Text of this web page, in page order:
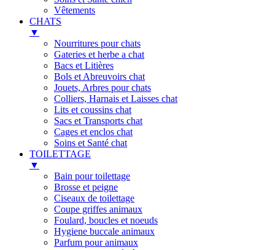
Vêtements
CHATS
▼
Nourritures pour chats
Gateries et herbe a chat
Bacs et Litières
Bols et Abreuvoirs chat
Jouets, Arbres pour chats
Colliers, Harnais et Laisses chat
Lits et coussins chat
Sacs et Transports chat
Cages et enclos chat
Soins et Santé chat
TOILETTAGE
▼
Bain pour toilettage
Brosse et peigne
Ciseaux de toilettage
Coupe griffes animaux
Foulard, boucles et noeuds
Hygiene buccale animaux
Parfum pour animaux